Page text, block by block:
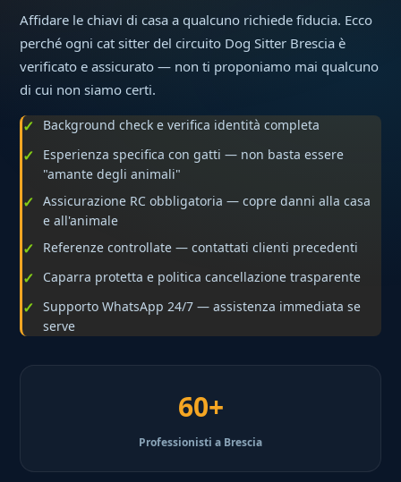
Affidare le chiavi di casa a qualcuno richiede fiducia. Ecco
perché ogni cat sitter del circuito Dog Sitter Brescia è
verificato e assicurato — non ti proponiamo mai qualcuno
di cui non siamo certi.
Background check e verifica identità completa
Esperienza specifica con gatti — non basta essere
"amante degli animali"
Assicurazione RC obbligatoria — copre danni alla casa
e all'animale
Referenze controllate — contattati clienti precedenti
Caparra protetta e politica cancellazione trasparente
Supporto WhatsApp 24/7 — assistenza immediata se
serve
60+
Professionisti a Brescia